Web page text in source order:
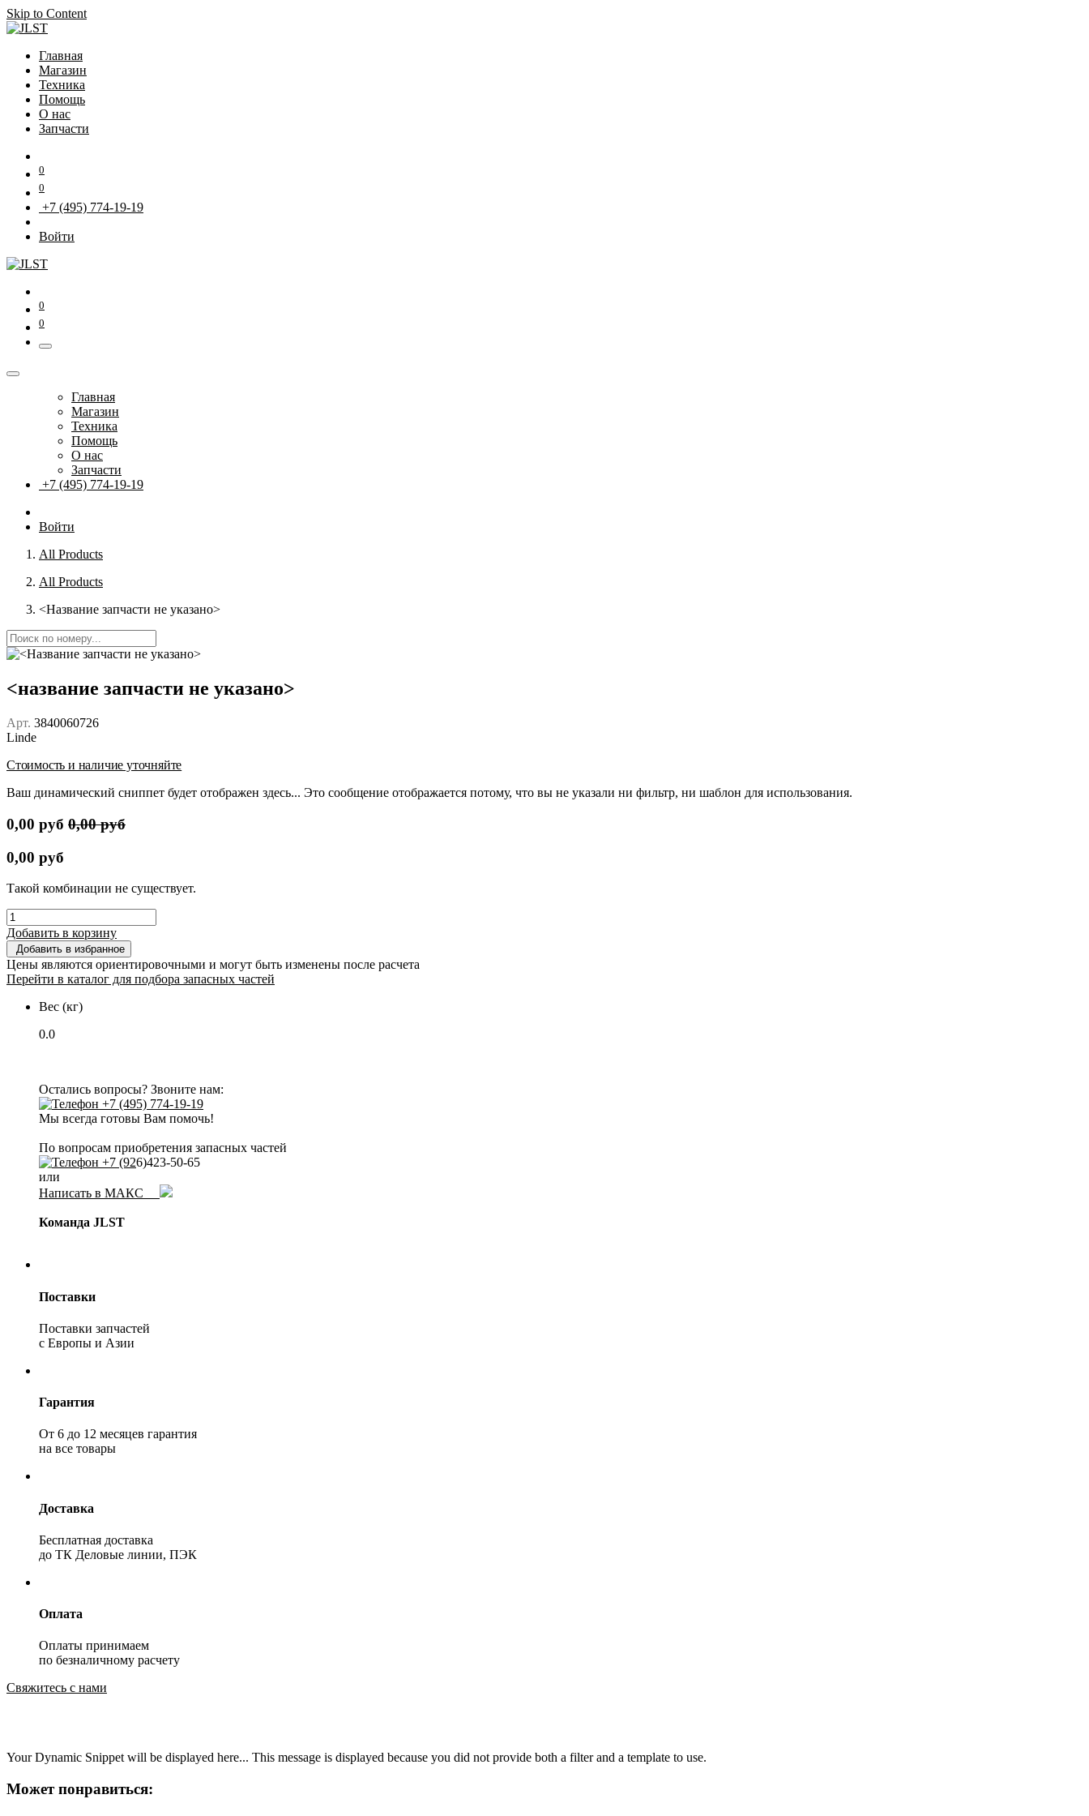
Skip to Content
Главная
Магазин
Техника
Помощь
О нас
Запчасти
0
0
+7 (495) 774-19-19
Войти
0
0
Главная
Магазин
Техника
Помощь
О нас
Запчасти
+7 (495) 774-19-19
Войти
All Products
All Products
<Название запчасти не указано>
<название запчасти не указано>
Арт. 3840060726
Linde
Стоимость и наличие уточняйте
Ваш динамический сниппет будет отображен здесь... Это сообщение отображается потому, что вы не указали ни фильтр, ни шаблон для использования.
0,00 руб 0,00руб
0,00 руб
Такой комбинации не существует.
Добавить в корзину
Добавить в избранное
Цены являются ориентировочными и могут быть изменены после расчета
Перейти в каталог для подбора запасных частей
Вес (кг)
0.0
Остались вопросы? Звоните нам:
+7 (495) 774-19-19
Мы всегда готовы Вам помочь!
По вопросам приобретения запасных частей
+7 (926)423-50-65
или
Написать в МАКС
Команда JLST
Поставки
Поставки запчастей
с Европы и Азии
Гарантия
От 6 до 12 месяцев гарантия
на все товары
Доставка
Бесплатная доставка
до ТК Деловые линии, ПЭК
Оплата
Оплаты принимаем
по безналичному расчету
Свяжитесь с нами
Your Dynamic Snippet will be displayed here... This message is displayed because you did not provide both a filter and a template to use.
Может понравиться: